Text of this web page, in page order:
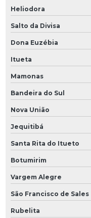
Heliodora
Salto da Divisa
Dona Euzébia
Itueta
Mamonas
Bandeira do Sul
Nova União
Jequitibá
Santa Rita do Itueto
Botumirim
Vargem Alegre
São Francisco de Sales
Rubelita